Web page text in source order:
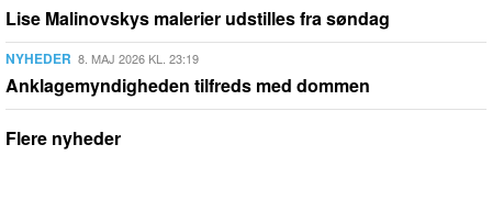
Lise Malinovskys malerier udstilles fra søndag
NYHEDER 8. MAJ 2026 KL. 23:19
Anklagemyndigheden tilfreds med dommen
Flere nyheder